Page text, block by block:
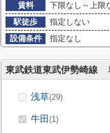
賃料
下限なし～上限
駅徒歩
指定しない
設備条件
指定なし
東武鉄道東武伊勢崎線
浅草(29)
牛田(1)